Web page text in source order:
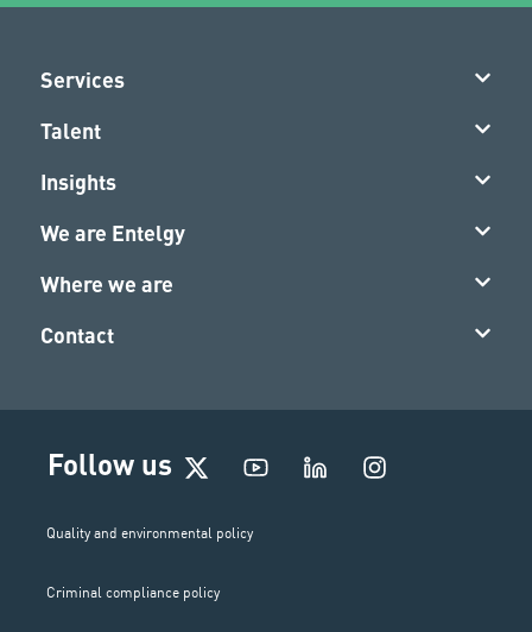
Services
Talent
Insights
We are Entelgy
Where we are
Contact
Follow us
I
n
Quality and environmental policy
Criminal compliance policy